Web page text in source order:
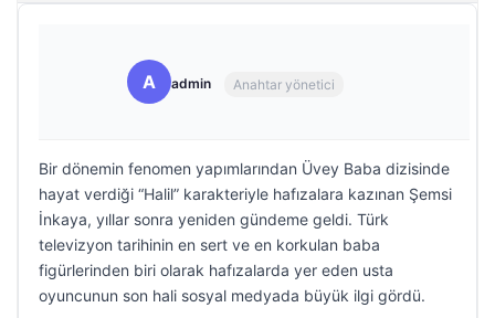
A admin Anahtar yönetici
Bir dönemin fenomen yapımlarından Üvey Baba dizisinde
hayat verdiği “Halil” karakteriyle hafızalara kazınan Şemsi
İnkaya, yıllar sonra yeniden gündeme geldi. Türk
televizyon tarihinin en sert ve en korkulan baba
figürlerinden biri olarak hafızalarda yer eden usta
oyuncunun son hali sosyal medyada büyük ilgi gördü.